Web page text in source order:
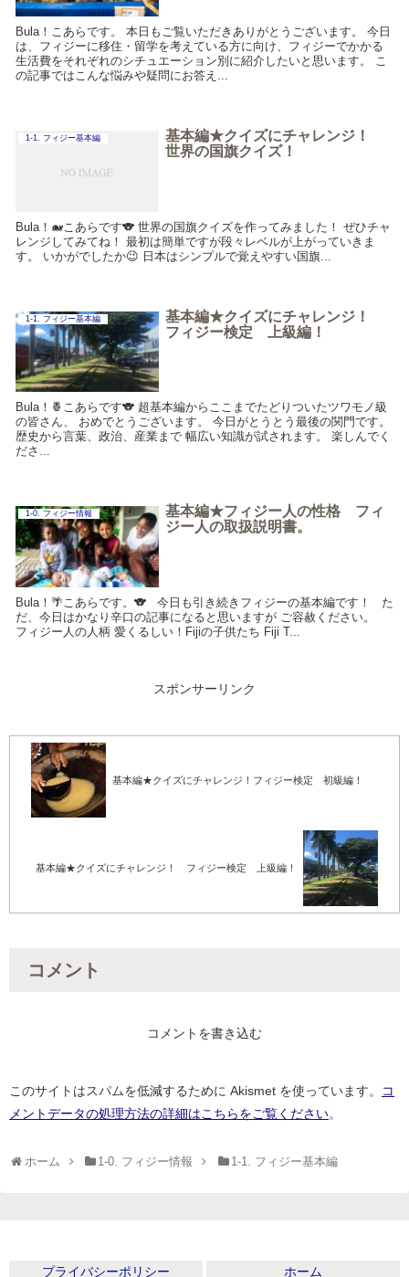
Bula！こあらです。 本日もご覧いただきありがとうございます。 今日
は、フィジーに移住・留学を考えている方に向け、フィジーでかかる
生活費をそれぞれのシチュエーション別に紹介したいと思います。 こ
の記事ではこんな悩みや疑問にお答え...
1-1. フィジー基本編
基本編★クイズにチャレンジ！
世界の国旗クイズ！
Bula！🐋こあらです🐨 世界の国旗クイズを作ってみました！ ぜひチャ
レンジしてみてね！ 最初は簡単ですが段々レベルが上がっていきま
す。 いかがでしたか😉 日本はシンプルで覚えやすい国旗...
1-1. フィジー基本編
基本編★クイズにチャレンジ！
フィジー検定 上級編！
Bula！🍍こあらです🐨 超基本編からここまでたどりついたツワモノ級
の皆さん、 おめでとうございます。 今日がとうとう最後の関門です。
歴史から言葉、政治、産業まで 幅広い知識が試されます。 楽しんでく
ださ...
1-0. フィジー情報
基本編★フィジー人の性格 フィ
ジー人の取扱説明書。
Bula！🌴こあらです。🐨 今日も引き続きフィジーの基本編です！ た
だ、今日はかなり辛口の記事になると思いますが ご容赦ください。
フィジー人の人柄 愛くるしい！Fijiの子供たち Fiji T...
スポンサーリンク
基本編★クイズにチャレンジ！フィジー検定 初級編！
基本編★クイズにチャレンジ！ フィジー検定 上級編！
コメント
コメントを書き込む
このサイトはスパムを低減するために Akismet を使っています。
コ
メントデータの処理方法の詳細はこちらをご覧ください。
ホーム 1-0. フィジー情報 1-1. フィジー基本編
プライバシーポリシー ホーム